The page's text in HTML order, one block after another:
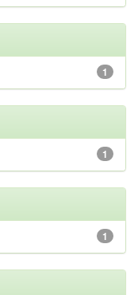
1
1
1